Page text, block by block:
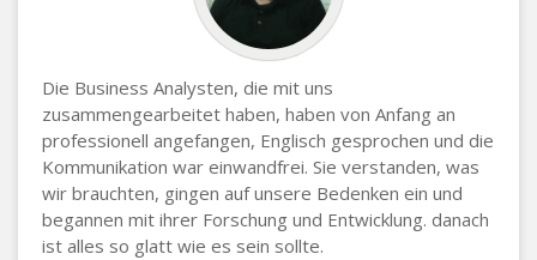
Die Business Analysten, die mit uns
zusammengearbeitet haben, haben von Anfang an
professionell angefangen, Englisch gesprochen und die
Kommunikation war einwandfrei. Sie verstanden, was
wir brauchten, gingen auf unsere Bedenken ein und
begannen mit ihrer Forschung und Entwicklung. danach
ist alles so glatt wie es sein sollte.